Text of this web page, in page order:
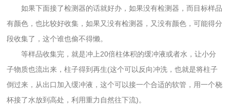
如果下面接了检测器的话就好办，如果没有检测器，而目标样品
有颜色，也比较好收集，如果又没有检测器，又没有颜色，可能得分
段收集了，这个谁也偷不得懒。
等样品收集完，就是冲上20倍柱体积的缓冲液或者水，让小分
子物质也流出来，柱子得到再生(这个可以反向冲洗，也就是将柱子
倒过来，从出口加入缓冲液，这个可以接一个合适的软管，用一个桡
杯接了水放到高处，利用重力自然往下流)。